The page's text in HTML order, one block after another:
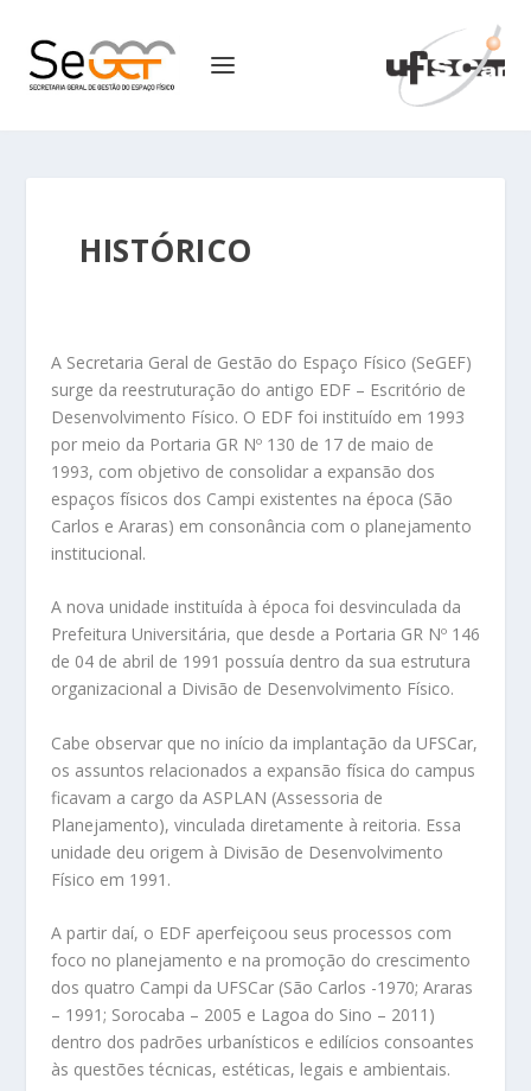
HISTÓRICO
A Secretaria Geral de Gestão do Espaço Físico (SeGEF)
surge da reestruturação do antigo EDF – Escritório de
Desenvolvimento Físico. O EDF foi instituído em 1993
por meio da Portaria GR Nº 130 de 17 de maio de
1993, com objetivo de consolidar a expansão dos
espaços físicos dos Campi existentes na época (São
Carlos e Araras) em consonância com o planejamento
institucional.
A nova unidade instituída à época foi desvinculada da
Prefeitura Universitária, que desde a Portaria GR Nº 146
de 04 de abril de 1991 possuía dentro da sua estrutura
organizacional a Divisão de Desenvolvimento Físico.
Cabe observar que no início da implantação da UFSCar,
os assuntos relacionados a expansão física do campus
ficavam a cargo da ASPLAN (Assessoria de
Planejamento), vinculada diretamente à reitoria. Essa
unidade deu origem à Divisão de Desenvolvimento
Físico em 1991.
A partir daí, o EDF aperfeiçoou seus processos com
foco no planejamento e na promoção do crescimento
dos quatro Campi da UFSCar (São Carlos -1970; Araras
– 1991; Sorocaba – 2005 e Lagoa do Sino – 2011)
dentro dos padrões urbanísticos e edilícios consoantes
às questões técnicas, estéticas, legais e ambientais.